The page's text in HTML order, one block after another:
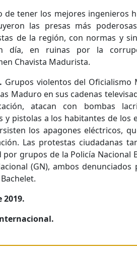
de tener los mejores ingenieros
las presas más
de la región, con normas y
día, en ruinas por la
Chavista Madurista.
Grupos violentos del Oficialismo
Maduro en sus cadenas
atacan con bombas
y pistolas a los habitantes de los
los apagones eléctricos,
Las protestas ciudadanas
grupos de la Policía Nacional
(GN), ambos
2019.